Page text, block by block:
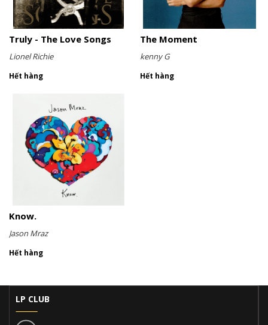
Truly - The Love Songs
Lionel Richie
Hết hàng
The Moment
kenny G
Hết hàng
Know.
Jason Mraz
Hết hàng
LP CLUB